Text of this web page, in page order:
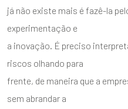
já não existe mais é fazê-la
experimentação e
a inovação. É preciso
riscos olhando para
frente, de maneira que a
sem abrandar a